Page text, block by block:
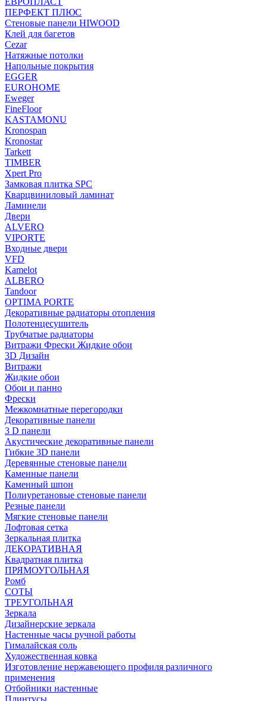
ПЕРФЕКТ ПЛЮС
Стеновые панели HIWOOD
Клей для багетов
Cezar
Натяжные потолки
Напольные покрытия
EGGER
EUROHOME
Eweger
FineFloor
KASTAMONU
Kronospan
Kronostar
Tarkett
TIMBER
Xpert Pro
Замковая плитка SPC
Кварцвиниловый ламинат
Ламинели
Двери
ALVERO
VIPORTE
Входные двери
VFD
Kamelot
ALBERO
Tandoor
OPTIMA PORTE
Декоративные радиаторы отопления
Полотенцесушитель
Трубчатые радиаторы
Витражи Фрески Жидкие обои
3D Дизайн
Витражи
Жидкие обои
Обои и панно
Фрески
Межкомнатные перегородки
Декоративные панели
3 D панели
Акустические декоративные панели
Гибкие 3D панели
Деревянные стеновые панели
Каменные панели
Каменный шпон
Полиуретановые стеновые панели
Резные панели
Мягкие стеновые панели
Лофтовая сетка
Зеркальная плитка
ДЕКОРАТИВНАЯ
Квадратная плитка
ПРЯМОУГОЛЬНАЯ
Ромб
СОТЫ
ТРЕУГОЛЬНАЯ
Зеркала
Дизайнерские зеркала
Настенные часы ручной работы
Гималайская соль
Художественная ковка
Изготовление нержавеющего профиля различного
применения
Отбойники настенные
Плинтусы